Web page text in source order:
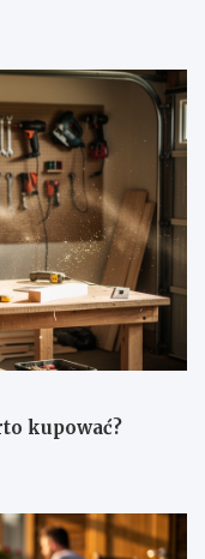
kupować?